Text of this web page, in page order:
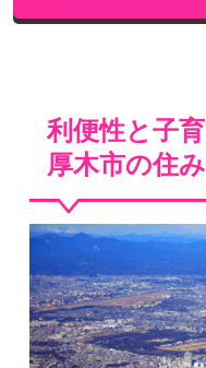
利便性と子
厚木市の住